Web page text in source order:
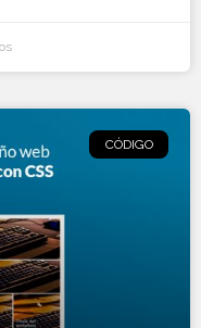
CÓDIGO